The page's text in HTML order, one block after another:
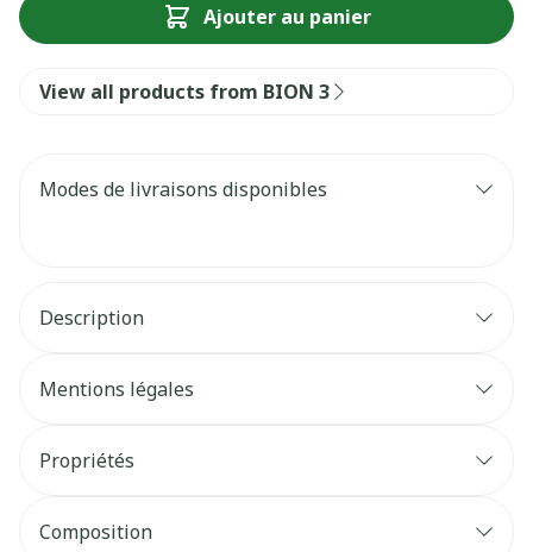
Ajouter au panier
View all products from BION 3
Modes de livraisons disponibles
Description
Mentions légales
Propriétés
Composition